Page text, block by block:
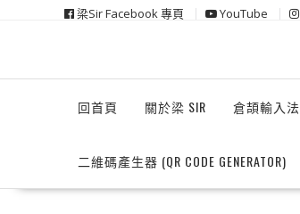
梁Sir Facebook 專頁 YouTube
回首頁 關於梁 SIR 倉頡輸入法
二維碼產生器 (QR CODE GENERATOR)